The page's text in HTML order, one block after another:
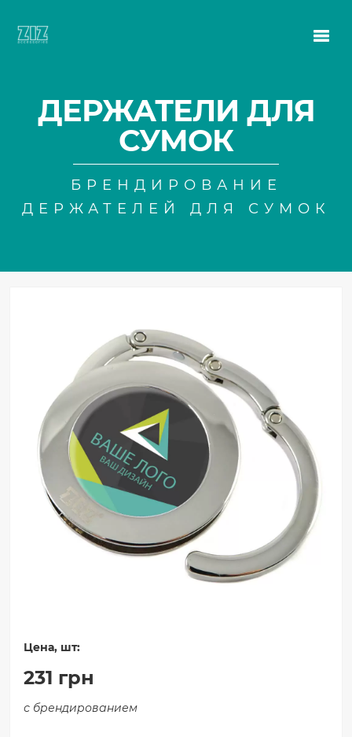
ДЕРЖАТЕЛИ ДЛЯ
СУМОК
БРЕНДИРОВАНИЕ
ДЕРЖАТЕЛЕЙ ДЛЯ СУМОК
Цена, шт:
231 грн
с брендированием